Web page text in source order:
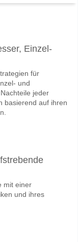
Lai 07 June 2026
Wahrscheinlichkeit
Binh Duong v
von 53%.
Binh Duong v
Einzel-
für
und
jeder
basierend auf ihren
mit einer
und ihres